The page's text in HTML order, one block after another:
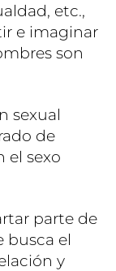
etc.,
e imaginar
son
sexual
de
el sexo
parte de
busca el
y